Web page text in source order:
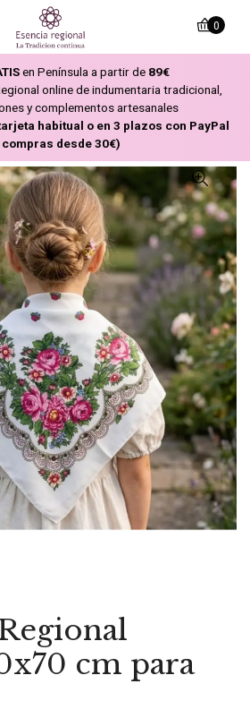
en Península a partir de 89€
online de indumentaria tradicional,
y complementos artesanales
habitual o en 3 plazos con PayPal
compras desde 30€)
0
cm para